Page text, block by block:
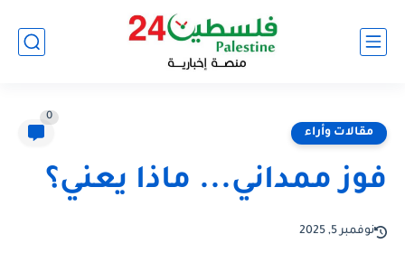
مقالات وأراء
0
فوز ممداني... ماذا يعني؟
نوفمبر 5, 2025